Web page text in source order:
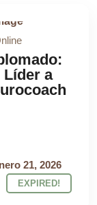
PROGRAMA
Líder a
21, 2026
EXPIRED!